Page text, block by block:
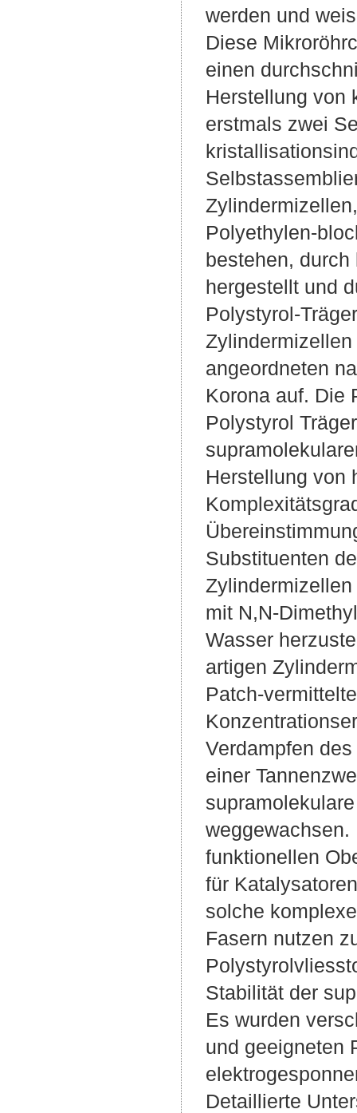
werden und
Diese
einen
Herstellung von
erstmals zwei
Polyethylen-
bestehen,
hergestellt und
Polystyrol-
angeordneten
Korona auf. Die
Polystyrol
Herstellung von
Substituenten
mit N,N-
Wasser
artigen
Patch-
Verdampfen
einer
funktionellen
für
solche
Fasern nutzen
Stabilität der
Es wurden
und geeigneten
Detaillierte